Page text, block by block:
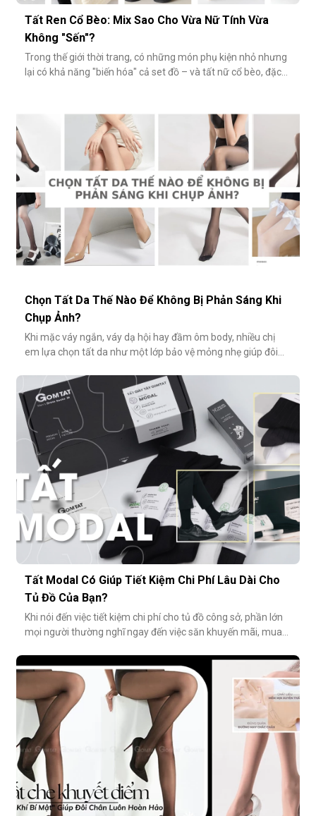
Tất Ren Cổ Bèo: Mix Sao Cho Vừa Nữ Tính Vừa
Không "Sến"?
Trong thế giới thời trang, có những món phụ kiện nhỏ nhưng
lại có khả năng "biến hóa" cả set đồ – và tất nữ cổ bèo, đặc
mác "sến súa" nếu không phối đúng cách. Vậy làm sao để
Chọn Tất Da Thế Nào Để Không Bị Phản Sáng Khi
Chụp Ảnh?
Khi mặc váy ngắn, váy dạ hội hay đầm ôm body, nhiều chị
em lựa chọn tất da như một lớp bảo vệ mỏng nhẹ giúp đôi
Tuy nhiên, không ít người gặp phải tình huống dở khóc dở
cười: đôi chân phản chiếu ánh sáng trắng loá trong ảnh, lộ rõ
lớp tất khiến
Tất Modal Có Giúp Tiết Kiệm Chi Phí Lâu Dài Cho
Tủ Đồ Của Bạn?
Khi nói đến việc tiết kiệm chi phí cho tủ đồ công sở, phần lớn
mọi người thường nghĩ ngay đến việc săn khuyến mãi, mua
cách tiết kiệm bền vững và tinh tế hơn rất nhiều: đầu tư vào
chất lượng từ những món nhỏ nhất. Cụ thể hơn, tất modal
không chỉ